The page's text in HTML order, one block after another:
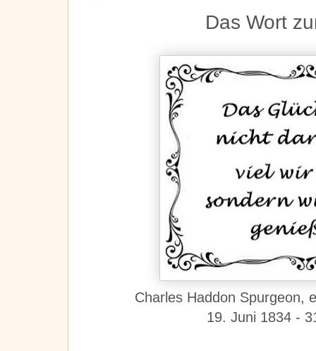
Das Wort
Charles Haddon Spurgeon,
19. Juni 1834 -